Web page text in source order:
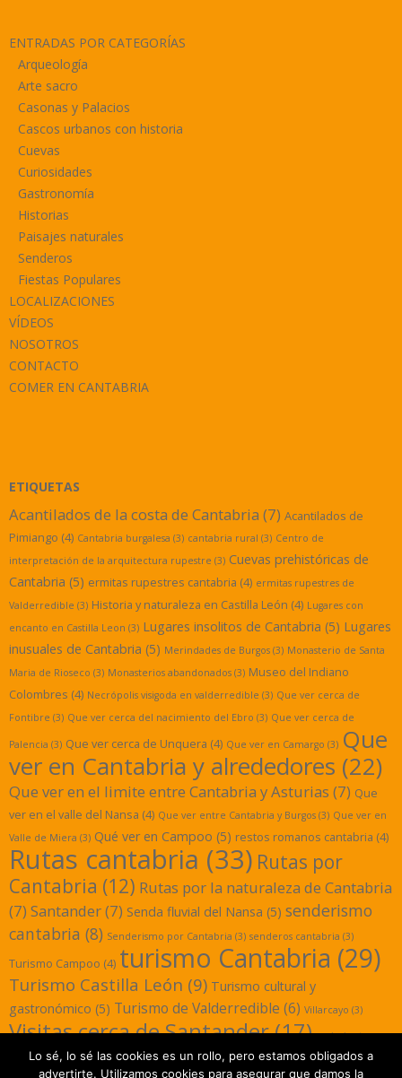
ENTRADAS POR CATEGORÍAS
Arqueología
Arte sacro
Casonas y Palacios
Cascos urbanos con historia
Cuevas
Curiosidades
Gastronomía
Historias
Paisajes naturales
Senderos
Fiestas Populares
LOCALIZACIONES
VÍDEOS
NOSOTROS
CONTACTO
COMER EN CANTABRIA
ETIQUETAS
Acantilados de la costa de Cantabria (7) Acantilados de
Pimiango (4) Cantabria burgalesa (3) cantabria rural (3) Centro de
interpretación de la arquitectura rupestre (3) Cuevas prehistóricas de
Cantabria (5) ermitas rupestres cantabria (4) ermitas rupestres de
Valderredible (3) Historia y naturaleza en Castilla León (4) Lugares con
encanto en Castilla Leon (3) Lugares insolitos de Cantabria (5) Lugares
inusuales de Cantabria (5) Merindades de Burgos (3) Monasterio de Santa
Maria de Rioseco (3) Monasterios abandonados (3) Museo del Indiano
Colombres (4) Necrópolis visigoda en valderredible (3) Que ver cerca de
Fontibre (3) Que ver cerca del nacimiento del Ebro (3) Que ver cerca de
Palencia (3) Que ver cerca de Unquera (4) Que ver en Camargo (3) Que
ver en Cantabria y alrededores (22)
Que ver en el limite entre Cantabria y Asturias (7) Que
ver en el valle del Nansa (4) Que ver entre Cantabria y Burgos (3) Que ver en
Valle de Miera (3) Qué ver en Campoo (5) restos romanos cantabria (4)
Rutas cantabria (33) Rutas por
Cantabria (12) Rutas por la naturaleza de Cantabria
(7) Santander(7) Senda fluvial del Nansa (5) senderismo
cantabria (8) Senderismo por Cantabria (3) senderos cantabria (3)
Turismo Campoo (4) turismo Cantabria (29)
Turismo Castilla León (9) Turismo cultural y
gastronómico (5) Turismo de Valderredible (6) Villarcayo (3)
Visitas cerca de Santander(17) yacimientos
romanos cantabria(3)
Lo sé, lo sé las cookies es un rollo, pero estamos obligados a
advertirte. Utilizamos cookies para asegurar que damos la